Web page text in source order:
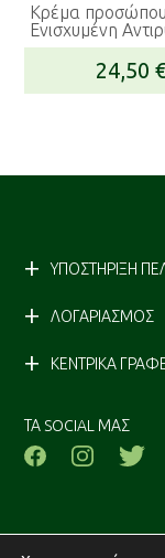
Κρέμα
Ενισχυμένη
24,50
ΥΠΟΣΤΗΡΙΞΗ
ΛΟΓΑΡΙΑΣΜΟΣ
ΚΕΝΤΡΙΚΑ
ΤΑ SOCIAL ΜΑΣ